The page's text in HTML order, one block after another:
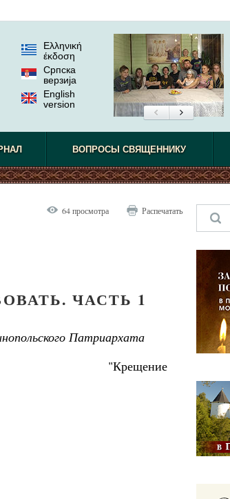
Ελληνική
έκδοση
Српска
верзиjа
English
version
ВОПРОСЫ СВЯЩЕННИКУ
64 просмотра Распечатать
ЧАСТЬ 1
Патриархата